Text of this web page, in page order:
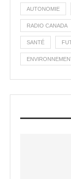
AUTONOMIE
RADIO CANADA
SANTÉ